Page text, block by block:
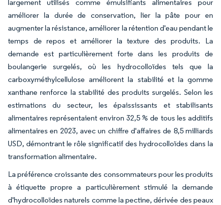
largement utilisés comme émulsifiants alimentaires pour
améliorer la durée de conservation, lier la pâte pour en
augmenter la résistance, améliorer la rétention d'eau pendant le
temps de repos et améliorer la texture des produits. La
demande est particulièrement forte dans les produits de
boulangerie surgelés, où les hydrocolloïdes tels que la
carboxyméthylcellulose améliorent la stabilité et la gomme
xanthane renforce la stabilité des produits surgelés. Selon les
estimations du secteur, les épaississants et stabilisants
alimentaires représentaient environ 32,5 % de tous les additifs
alimentaires en 2023, avec un chiffre d'affaires de 8,5 milliards
USD, démontrant le rôle significatif des hydrocolloïdes dans la
transformation alimentaire.
La préférence croissante des consommateurs pour les produits
à étiquette propre a particulièrement stimulé la demande
d'hydrocolloïdes naturels comme la pectine, dérivée des peaux